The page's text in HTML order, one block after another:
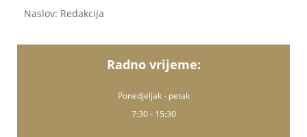
Naslov: Redakcija
Radno vrijeme:
Ponedjeljak - petak
7:30 - 15:30